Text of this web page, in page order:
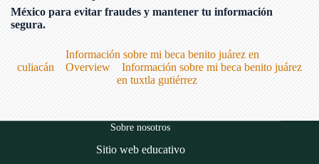
México para evitar fraudes y mantener tu información
segura.
Información sobre mi beca benito juárez en
culiacán
Overview
Información sobre mi beca benito juárez
en tuxtla gutiérrez
Sobre nosotros
Sitio web educativo